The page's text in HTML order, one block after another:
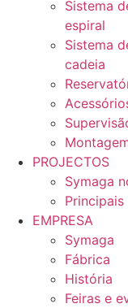
Sistema
espiral
Sistema
cadeia
PROJECTOS
Symaga
EMPRESA
Symaga
Fábrica
História
Feiras e